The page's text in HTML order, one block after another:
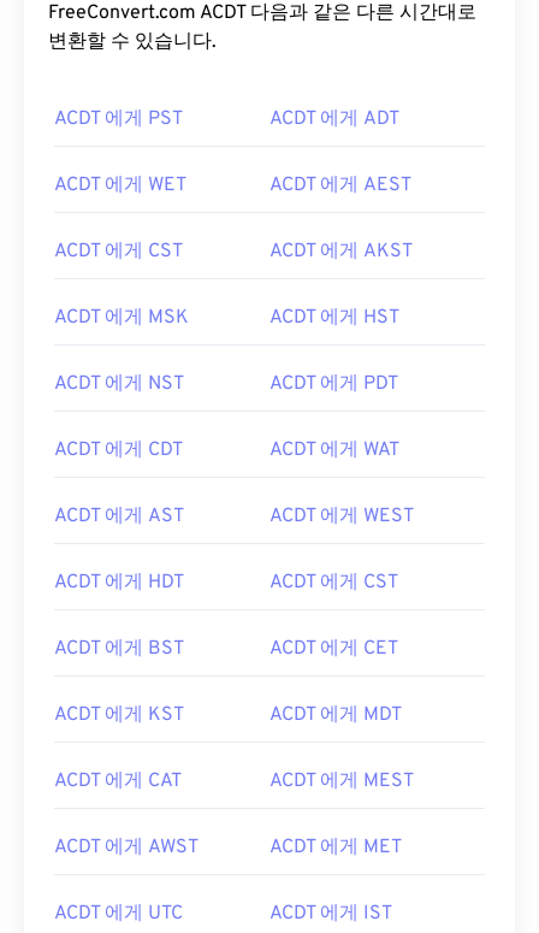
FreeConvert.com ACDT 다음과 같은 다른 시간대로
변환할 수 있습니다.
ACDT 에게 PST ACDT 에게 ADT
ACDT 에게 WET ACDT 에게 AEST
ACDT 에게 CST ACDT 에게 AKST
ACDT 에게 MSK ACDT 에게 HST
ACDT 에게 NST ACDT 에게 PDT
ACDT 에게 CDT ACDT 에게 WAT
ACDT 에게 AST ACDT 에게 WEST
ACDT 에게 HDT ACDT 에게 CST
ACDT 에게 BST ACDT 에게 CET
ACDT 에게 KST ACDT 에게 MDT
ACDT 에게 CAT ACDT 에게 MEST
ACDT 에게 AWST ACDT 에게 MET
ACDT 에게 UTC ACDT 에게 IST